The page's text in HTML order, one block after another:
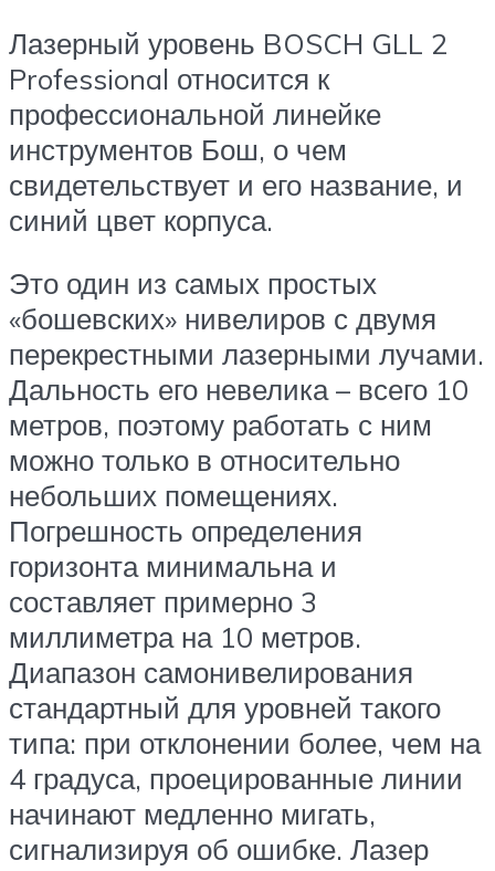
Лазерный уровень BOSCH GLL 2
Professional относится к
профессиональной линейке
инструментов Бош, о чем
свидетельствует и его название, и
синий цвет корпуса.
Это один из самых простых
«бошевских» нивелиров с двумя
перекрестными лазерными лучами.
Дальность его невелика ­– всего 10
метров, поэтому работать с ним
можно только в относительно
небольших помещениях.
Погрешность определения
горизонта минимальна и
составляет примерно 3
миллиметра на 10 метров.
Диапазон самонивелирования
стандартный для уровней такого
типа: при отклонении более, чем на
4 градуса, проецированные линии
начинают медленно мигать,
сигнализируя об ошибке. Лазер